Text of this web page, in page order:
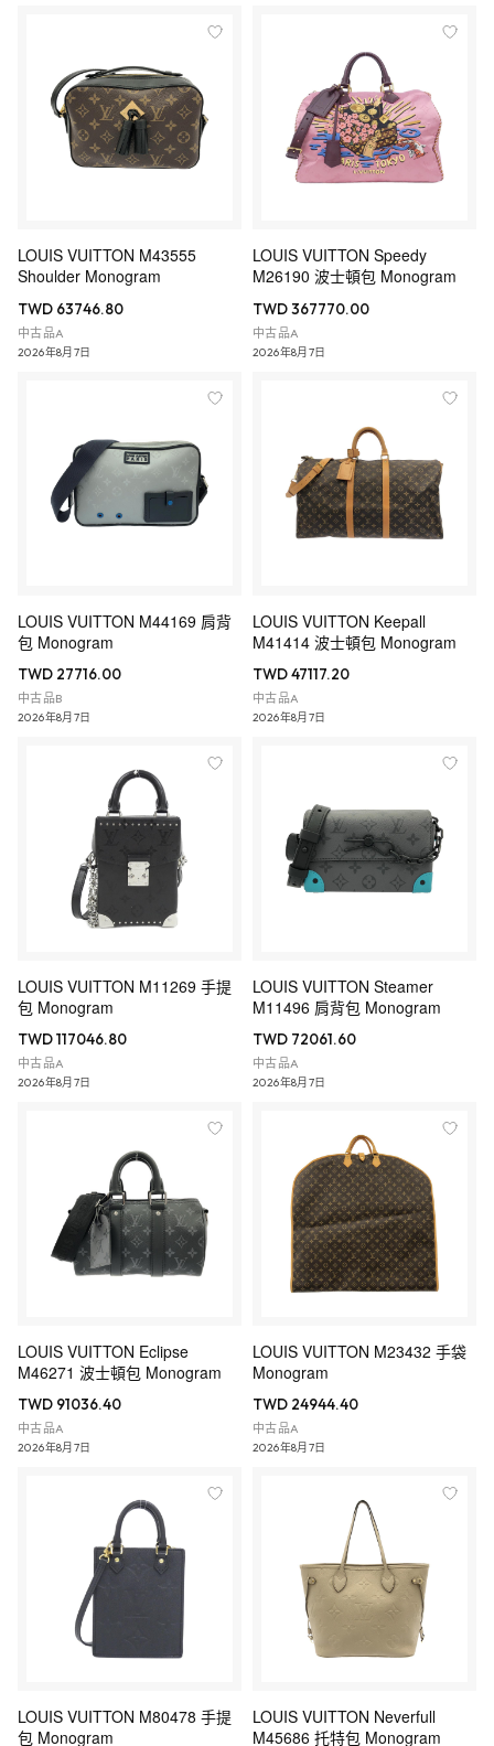
LOUIS VUITTON M43555
Shoulder Monogram
TWD 63746.80
中古品A
2026年8月7日
LOUIS VUITTON Speedy
M26190 波士頓包 Monogram
TWD 367770.00
中古品A
2026年8月7日
LOUIS VUITTON M44169 肩背
包 Monogram
TWD 27716.00
中古品B
2026年8月7日
LOUIS VUITTON Keepall
M41414 波士頓包 Monogram
TWD 47117.20
中古品A
2026年8月7日
LOUIS VUITTON M11269 手提
包 Monogram
TWD 117046.80
中古品A
2026年8月7日
LOUIS VUITTON Steamer
M11496 肩背包 Monogram
TWD 72061.60
中古品A
2026年8月7日
LOUIS VUITTON Eclipse
M46271 波士頓包 Monogram
TWD 91036.40
中古品A
2026年8月7日
LOUIS VUITTON M23432 手袋
Monogram
TWD 24944.40
中古品A
2026年8月7日
LOUIS VUITTON M80478 手提
包 Monogram
LOUIS VUITTON Neverfull
M45686 托特包 Monogram